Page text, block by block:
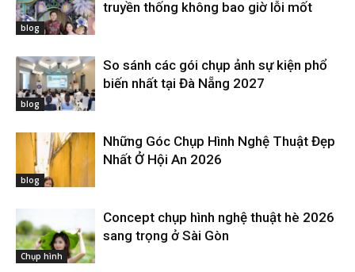
blog
truyền thống không bao giờ lỗi mốt
blog
So sánh các gói chụp ảnh sự kiện phổ
biến nhất tại Đà Nẵng 2027
blog
Những Góc Chụp Hình Nghệ Thuật Đẹp
Nhất Ở Hội An 2026
Chụp hình
Concept chụp hình nghệ thuật hè 2026
sang trọng ở Sài Gòn